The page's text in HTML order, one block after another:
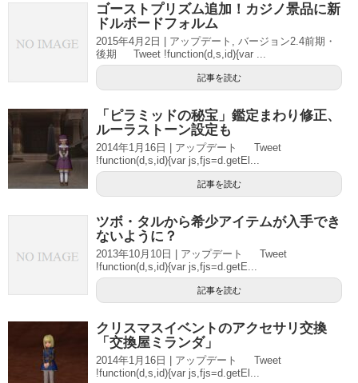
ゴーストプリズム追加！カジノ景品に新
ドルボードフォルム
2015年4月2日 | アップデート, バージョン2.4前期・
後期 Tweet !function(d,s,id){var ...
記事を読む
「ピラミッドの秘宝」鑑定まわり修正、
ルーラストーン設定も
2014年1月16日 | アップデート Tweet
!function(d,s,id){var js,fjs=d.getEl...
記事を読む
ツボ・タルから希少アイテムが入手でき
ないように？
2013年10月10日 | アップデート Tweet
!function(d,s,id){var js,fjs=d.getE...
記事を読む
クリスマスイベントのアクセサリ交換
「交換屋ミランダ」
2014年1月16日 | アップデート Tweet
!function(d,s,id){var js,fjs=d.getEl...